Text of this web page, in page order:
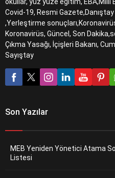
Covid-19, Resmi
,Yerleştirme
Koronavirüs, Güncel, Son
Çıkma Yasağı, İçişleri Bakanı,
Sayıştay
Son Yazılar
MEB Yeniden Yönetici Atama
Listesi